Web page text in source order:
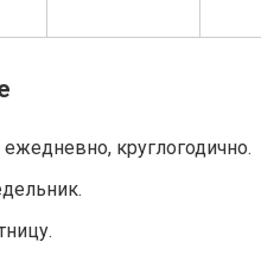
круглогодично.